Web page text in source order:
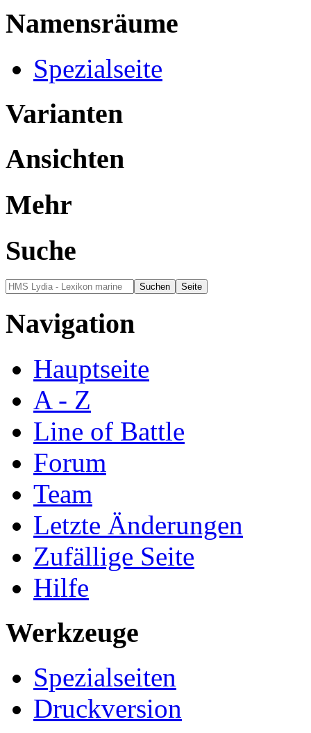
Namensräume
Spezialseite
Varianten
Ansichten
Mehr
Suche
Navigation
Hauptseite
A - Z
Line of Battle
Forum
Team
Letzte Änderungen
Zufällige Seite
Hilfe
Werkzeuge
Spezialseiten
Druckversion